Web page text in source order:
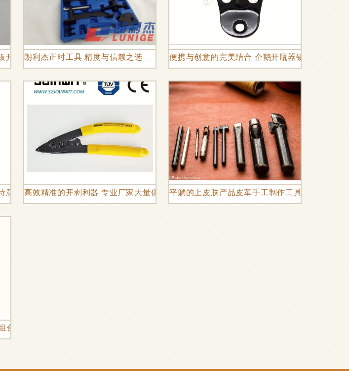
开孔器与桥梁开孔器的可靠供应商
朗利杰正时工具 精度与信赖之选——专业厂家解读价格优势与东莞三和汽修平台联动
便携与创意的完美结合 企鹅开瓶器钥匙扣，东
意交织高效精准的开剥利器 专业厂家大量供应优质双口米勒钳 CFS-2光纤剥线钳
平躺的上皮肤产品皮革手工制作工具全解析
工具的实用价值